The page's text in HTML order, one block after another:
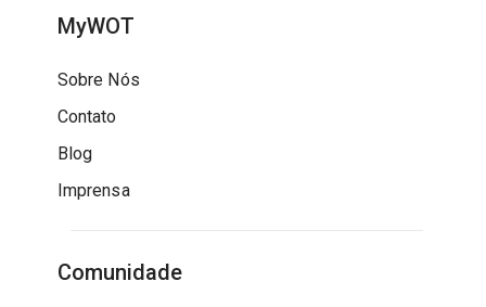
MyWOT
Sobre Nós
Contato
Blog
Imprensa
Comunidade